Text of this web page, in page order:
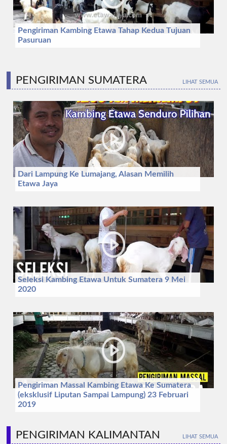
Pengiriman Kambing Etawa Tahap Kedua Tujuan
Pasuruan
PENGIRIMAN SUMATERA LIHAT SEMUA
Dari Lampung Ke Lumajang, Alasan Memilih
Etawa Jaya
Seleksi Kambing Etawa Untuk Sumatera 9 Mei
2020
Pengiriman Massal Kambing Etawa Ke Sumatera
(eksklusif Liputan Sampai Lampung) 23 Februari
2019
PENGIRIMAN KALIMANTAN LIHAT SEMUA